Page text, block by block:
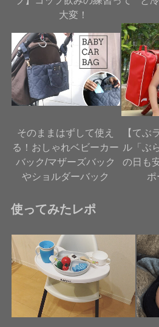
大変！
そのままはずして使え
る！おしゃれベビーカー
バック/マザーズバック
やショルダーバック
【てぶ
ル「ぶ
の日も
ポ
使ってみたレポ